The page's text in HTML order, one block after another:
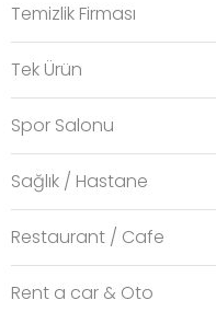
Temizlik Firması
Tek Ürün
Spor Salonu
Sağlık / Hastane
Restaurant / Cafe
Rent a car & Oto